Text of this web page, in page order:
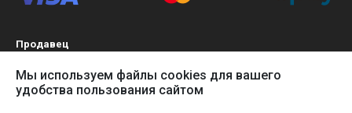
Продавец
БИН 120140015907
Более подробно см. раздел Оферта
Мы используем файлы cookies для вашего
удобства пользования сайтом